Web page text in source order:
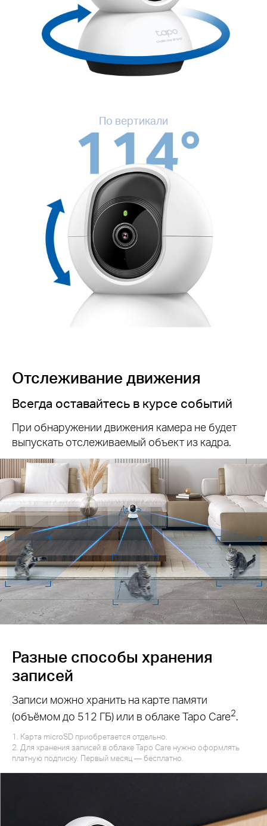
По вертикали
Отслеживание движения
Всегда оставайтесь в курсе событий
При обнаружении движения камера не будет
выпускать отслеживаемый объект из кадра.
Разные способы хранения
записей
Записи можно хранить на карте памяти
(объёмом до 512 ГБ) или в облаке Tapo Care2.
1. Карта microSD приобретается отдельно.
2. Для хранения записей в облаке Tapo Care нужно оформлять
платную подписку. Первый месяц — бесплатно.